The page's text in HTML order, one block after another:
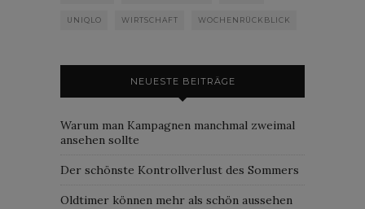
UNIQLO WIRTSCHAFT WOCHENRÜCKBLICK
NEUESTE BEITRÄGE
Warum man Kampagnen manchmal zweimal
ansehen sollte
Der schönste Kontrollverlust des Sommers
Oldtimer können mehr als schön aussehen